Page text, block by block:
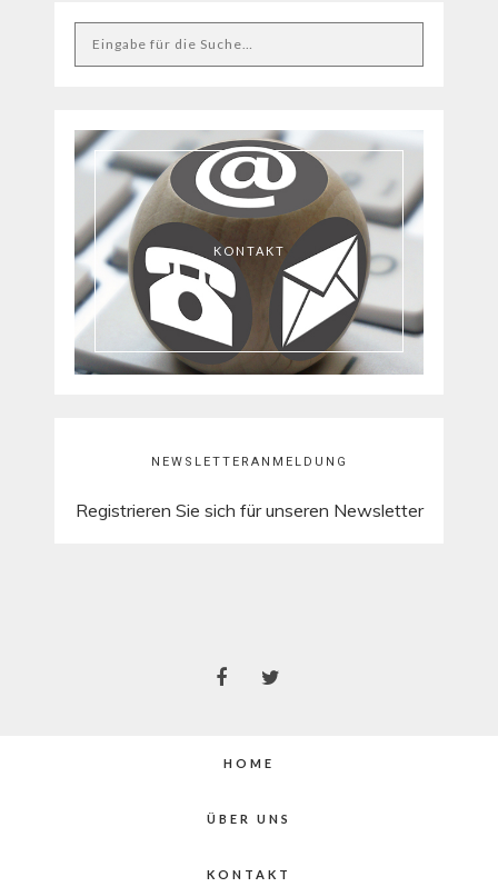
KONTAKT
NEWSLETTERANMELDUNG
Registrieren Sie sich für unseren Newsletter
HOME
ÜBER UNS
KONTAKT